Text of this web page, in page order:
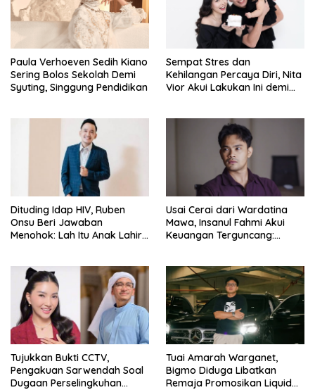
Paula Verhoeven Sedih Kiano
Sering Bolos Sekolah Demi
Syuting, Singgung Pendidikan
Sempat Stres dan
Kehilangan Percaya Diri, Nita
Vior Akui Lakukan Ini demi
Dituding Idap HIV, Ruben
Onsu Beri Jawaban
Menohok: Lah Itu Anak Lahir
Usai Cerai dari Wardatina
Mawa, Insanul Fahmi Akui
Keuangan Terguncang:
Tujukkan Bukti CCTV,
Pengakuan Sarwendah Soal
Dugaan Perselingkuhan
Tuai Amarah Warganet,
Bigmo Diduga Libatkan
Remaja Promosikan Liquid